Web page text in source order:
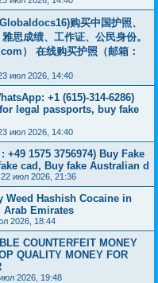
购买中国护照、
思成绩、工作证、公民身份。
） 在线购买护照（邮箱：
июл 2026, 14:40
+1 (615)-314-6286)
legal passports, buy fake
июл 2026, 14:40
1575 3756974) Buy Fake
cad, Buy fake Australian d
22 июл 2026, 21:36
Weed Hashish Cocaine in
Arab Emirates
2026, 18:44
COUNTERFEIT MONEY
QUALITY MONEY FOR
2026, 19:48